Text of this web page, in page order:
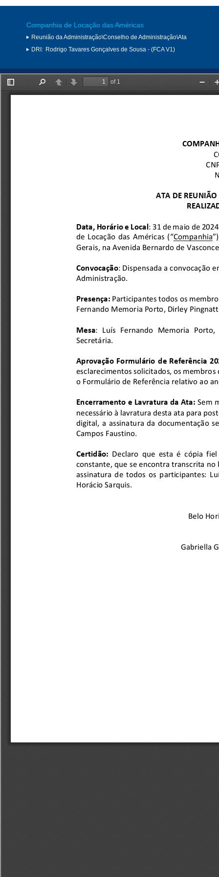
Companhia de Locação das Américas
Reunião da Administração\Conselho de Administração\Ata
DRI: Rodrigo Tavares Gonçalves de Sousa - (FCA V1)